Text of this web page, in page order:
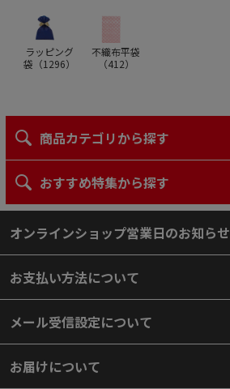
ラッピング
袋（1296）
不織布平袋
（412）
商品カテゴリから探す
おすすめ特集から探す
オンラインショップ営業日のお知らせ
お支払い方法について
メール受信設定について
お届けについて